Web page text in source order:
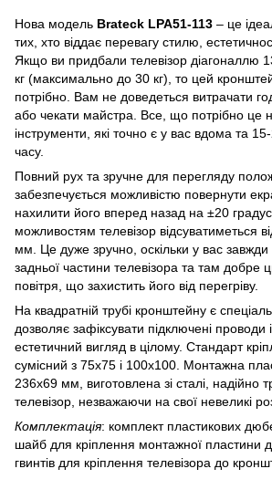
Нова модель Brateck LPA51-113 – це
тих, хто віддає перевагу стилю,
Якщо ви придбали телевізор діагоналлю
кг (максимально до 30 кг), то цей
потрібно. Вам не доведеться витрачати
або чекати майстра. Все, що потрібно це
інструменти, які точно є у вас вдома та
часу.
Повний рух та зручне для перегляду
забезпечується можливістю повернути
нахилити його вперед назад на ±20
можливостям телевізор відсуватиметься
мм. Це дуже зручно, оскільки у вас
задньої частини телевізора та там добре
повітря, що захистить його від перегріву.
На квадратній трубі кронштейну є
дозволяє зафіксувати підключені проводи
естетичний вигляд в цілому. Стандарт
сумісний з 75x75 і 100x100. Монтажна
236х69 мм, виготовлена зі сталі, надійно
телевізор, незважаючи на свої невеликі
Комплектація: комплект пластикових
шайб для кріплення монтажної пластини
гвинтів для кріплення телевізора до